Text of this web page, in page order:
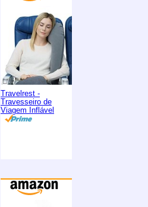
Travelrest -
Travesseiro de
Viagem Inflável